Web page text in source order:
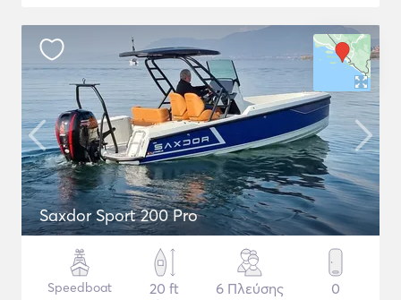
Saxdor Sport 200 Pro
Speedboat
20 ft
6 Πλεύσης 0